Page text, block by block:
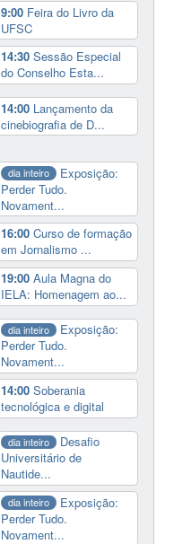
9:00 Feira do Livro da
UFSC
14:30Sessão Especial
do Conselho Esta...
14:00 Lançamento da
cinebiografia de D...
dia inteiro
Exposição:
Perder Tudo.
Novament...
16:00Curso de formação
em Jornalismo ...
19:00Aula Magna do
IELA: Homenagem ao...
dia inteiro
Exposição:
Perder Tudo.
Novament...
14:00Soberania
tecnológica e digital
dia inteiro
Desafio
Universitário de
Nautide...
dia inteiro
Exposição:
Perder Tudo.
Novament...